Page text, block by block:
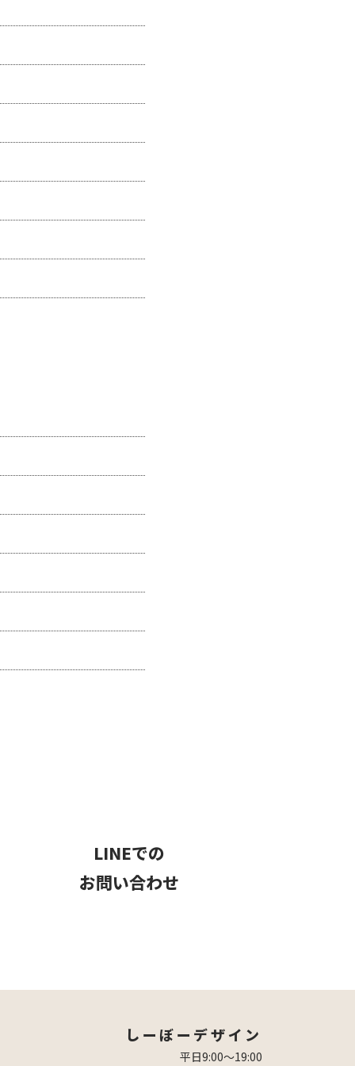
LINEでの
お問い合わせ
しーぼーデザイン
平日9:00〜19:00